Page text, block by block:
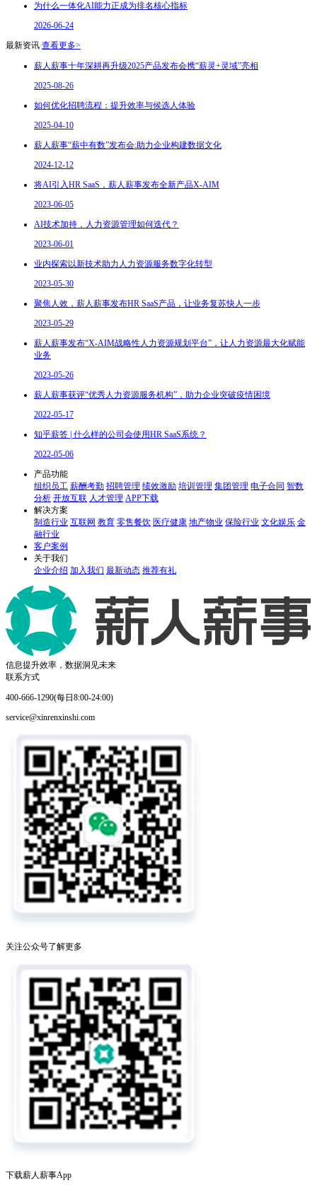
为什么一体化AI能力正成为排名核心指标
2026-06-24
最新资讯 查看更多>
薪人薪事十年深耕再升级2025产品发布会携“薪灵+灵域”亮相
2025-08-26
如何优化招聘流程：提升效率与候选人体验
2025-04-10
薪人薪事“薪中有数”发布会:助力企业构建数据文化
2024-12-12
将AI引入HR SaaS，薪人薪事发布全新产品X-AIM
2023-06-05
AI技术加持，人力资源管理如何迭代？
2023-06-01
业内探索以新技术助力人力资源服务数字化转型
2023-05-30
聚焦人效，薪人薪事发布HR SaaS产品，让业务复苏快人一步
2023-05-29
薪人薪事发布“X-AIM战略性人力资源规划平台”，让人力资源最大化赋能
业务
2023-05-26
薪人薪事获评“优秀人力资源服务机构”，助力企业突破疫情困境
2022-05-17
知乎薪答 | 什么样的公司会使用HR SaaS系统？
2022-05-06
产品功能
组织员工 薪酬考勤 招聘管理 绩效激励 培训管理 集团管理 电子合同 智数
分析 开放互联 人才管理 APP下载
解决方案
制造行业 互联网 教育 零售餐饮 医疗健康 地产物业 保险行业 文化娱乐 金
融行业
客户案例
关于我们
企业介绍 加入我们 最新动态 推荐有礼
信息提升效率，数据洞见未来
联系方式
400-666-1290(每日8:00-24:00)
service@xinrenxinshi.com
关注公众号了解更多
下载薪人薪事App